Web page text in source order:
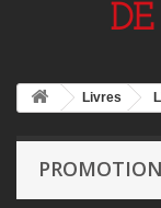
Livres